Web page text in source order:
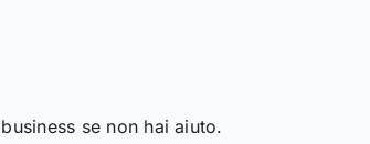
se non hai aiuto.